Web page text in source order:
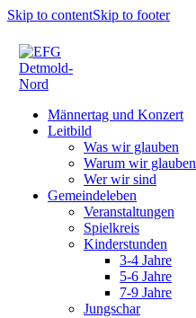
Skip to contentSkip to footer
Männertag und Konzert
Leitbild
Was wir glauben
Warum wir glauben
Wer wir sind
Gemeindeleben
Veranstaltungen
Spielkreis
Kinderstunden
3-4 Jahre
5-6 Jahre
7-9 Jahre
Jungschar